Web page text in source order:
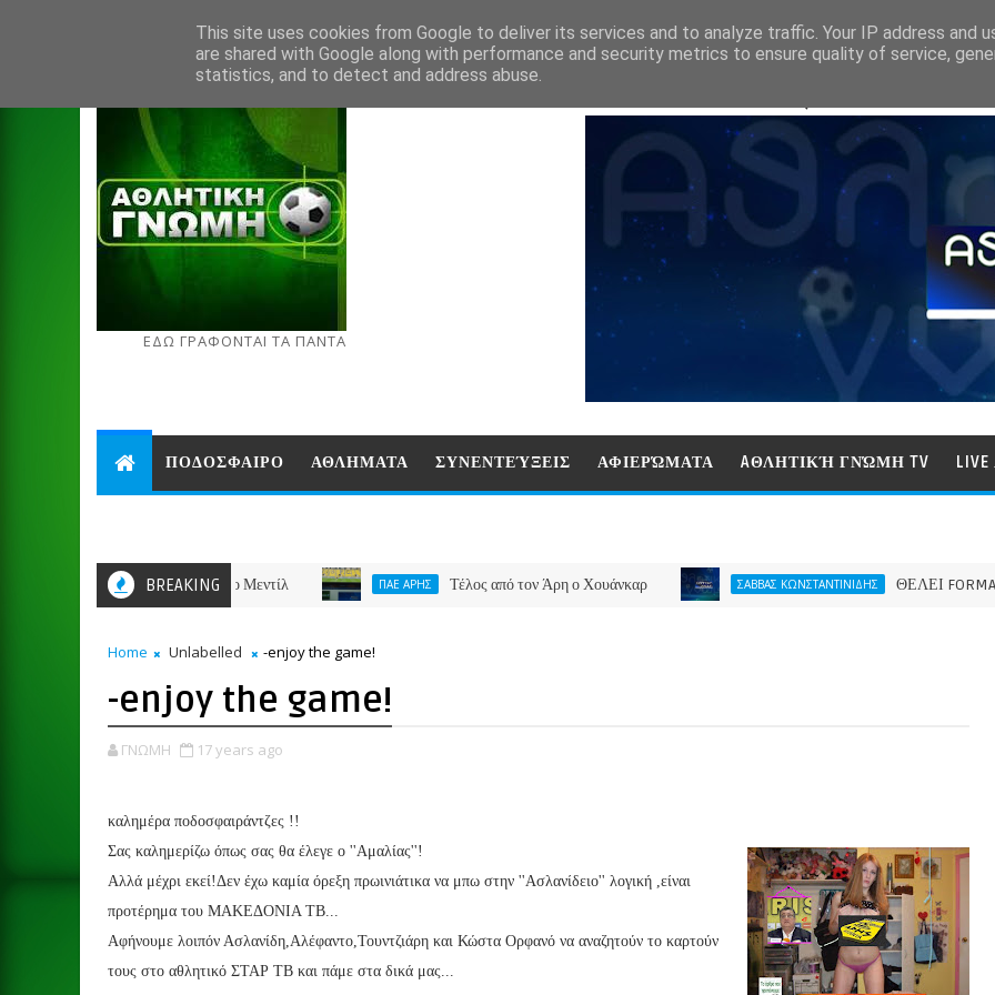
ΕΔΩ ΓΡΑΦΟΝΤΑΙ ΤΑ ΠΑΝΤΑ
ΠΟΔΟΣΦΑΙΡΟ ΑΘΛΗΜΑΤΑ ΣΥΝΕΝΤΕΎΞΕΙΣ ΑΦΙΕΡΏΜΑΤΑ AΘΛΗΤΙΚΉ ΓΝΏΜΗ TV
BREAKING ΠΑΕ ΑΡΗΣ Τέλος από τον Άρη ο Χουάνκαρ ΣΑΒΒΑΣ ΚΩΝΣΤΑΝΤΙΝΙΔΗΣ ΘΕΛΕΙ FORMAT O ΑΡΗΣ
Home Unlabelled -enjoy the game!
-enjoy the game!
ΓΝΩΜΗ 17 years ago
καλημέρα ποδοσφαιράντζες !!
Σας καλημερίζω όπως σας θα έλεγε ο ''Αμαλίας''!
Αλλά μέχρι εκεί!Δεν έχω καμία όρεξη πρωινιάτικα να μπω στην ''Ασλανίδειο'' λογική ,είναι
προτέρημα του ΜΑΚΕΔΟΝΙΑ ΤΒ...
Αφήνουμε λοιπόν Ασλανίδη,Αλέφαντο,Τουντζιάρη και Κώστα Ορφανό να αναζητούν το καρτούν
τους στο αθλητικό ΣΤΑΡ ΤΒ και πάμε στα δικά μας...
This site uses cookies from Google to deliver its services and to analyze traffic. Your IP address and
are shared with Google along with performance and security metrics to ensure quality of service,
statistics, and to detect and address abuse.